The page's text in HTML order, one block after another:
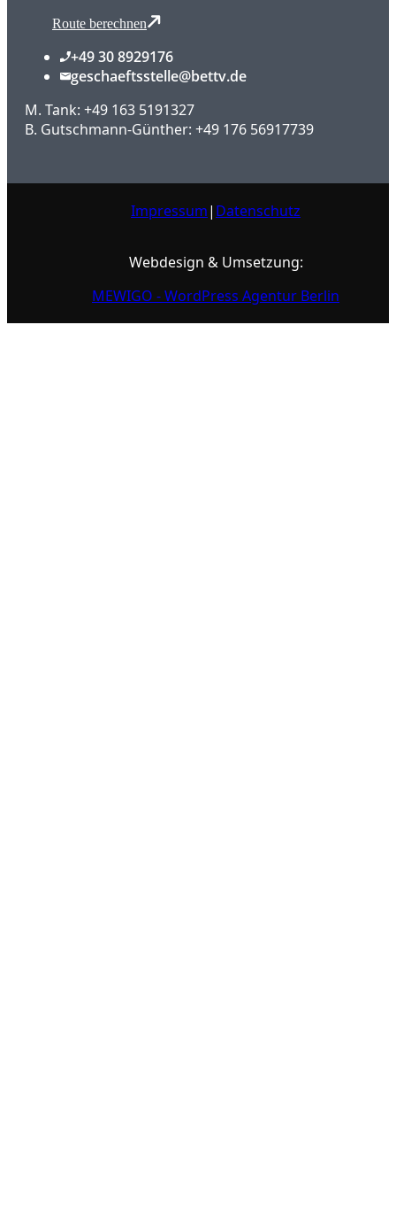
Route berechnen
+49 30 8929176
geschaeftsstelle@bettv.de
M. Tank: +49 163 5191327
B. Gutschmann-Günther: +49 176 56917739
Impressum| Datenschutz
Webdesign & Umsetzung:
MEWIGO - WordPress Agentur Berlin